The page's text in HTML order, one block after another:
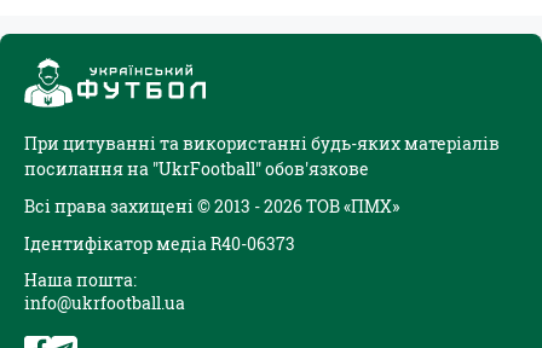
При цитуванні та використанні будь-яких матеріалів
посилання на "UkrFootball" обов'язкове
Всі права захищені © 2013 - 2026 ТОВ «ПМХ»
Ідентифікатор медіа R40-06373
Наша пошта:
info@ukrfootball.ua